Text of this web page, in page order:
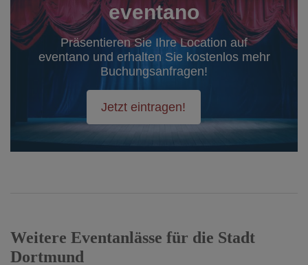
eventano
Präsentieren Sie Ihre Location auf
eventano und erhalten Sie kostenlos mehr
Buchungsanfragen!
Jetzt eintragen!
Weitere Eventanlässe für die Stadt
Dortmund